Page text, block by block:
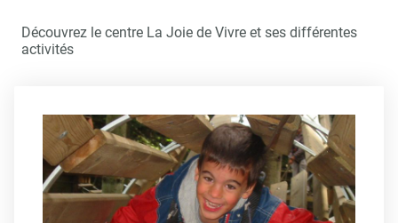
Découvrez le centre La Joie de Vivre et ses différentes
activités